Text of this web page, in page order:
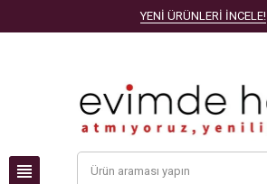
YENİ ÜRÜNLERİ İNCELE!
view_headline